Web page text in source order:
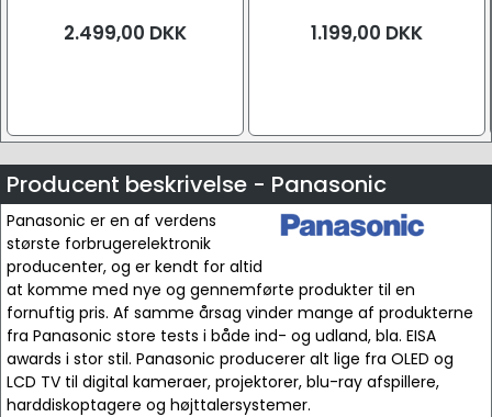
2.499,00 DKK 1.199,00 DKK
Producent beskrivelse - Panasonic
Panasonic er en af verdens
største forbrugerelektronik
producenter, og er kendt for altid
at komme med nye og gennemførte produkter til en
fornuftig pris. Af samme årsag vinder mange af produkterne
fra Panasonic store tests i både ind- og udland, bla. EISA
awards i stor stil. Panasonic producerer alt lige fra OLED og
LCD TV til digital kameraer, projektorer, blu-ray afspillere,
harddiskoptagere og højttalersystemer.